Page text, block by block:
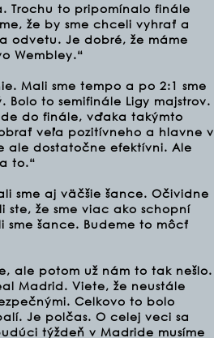
Trochu to pripomínalo finále
že by sme chceli vyhrať a
odvetu. Je dobré, že máme
Wembley.“
Mali sme tempo a po 2:1 sme
to semifinále Ligy majstrov.
do finále, vďaka takýmto
veľa pozitívneho a hlavne v
ale dostatočne efektívni. Ale
to.“
sme aj väčšie šance. Očividne
ste, že sme viac ako schopní
sme šance. Budeme to môcť
ale potom už nám to tak nešlo.
Madrid. Viete, že neustále
Celkovo to bolo
Je polčas. O celej veci sa
týždeň v Madride musíme